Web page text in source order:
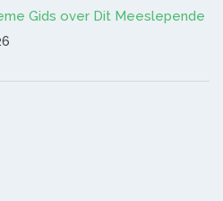
Gids over Dit Meeslepende